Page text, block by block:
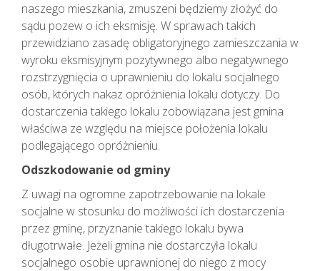
naszego mieszkania, zmuszeni będziemy złożyć do
sądu pozew o ich eksmisję. W sprawach takich
przewidziano zasadę obligatoryjnego zamieszczania w
wyroku eksmisyjnym pozytywnego albo negatywnego
rozstrzygnięcia o uprawnieniu do lokalu socjalnego
osób, których nakaz opróżnienia lokalu dotyczy. Do
dostarczenia takiego lokalu zobowiązana jest gmina
właściwa ze względu na miejsce położenia lokalu
podlegającego opróżnieniu.
Odszkodowanie od gminy
Z uwagi na ogromne zapotrzebowanie na lokale
socjalne w stosunku do możliwości ich dostarczenia
przez gminę, przyznanie takiego lokalu bywa
długotrwałe. Jeżeli gmina nie dostarczyła lokalu
socjalnego osobie uprawnionej do niego z mocy